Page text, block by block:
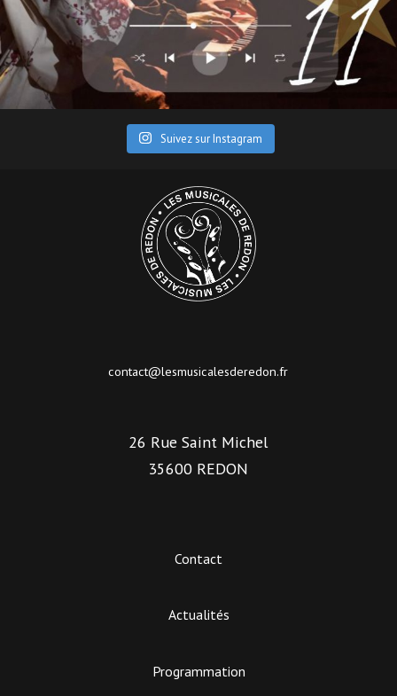
Suivez sur Instagram
contact@lesmusicalesderedon.fr
26 Rue Saint Michel
35600 REDON
Contact
Actualités
Programmation